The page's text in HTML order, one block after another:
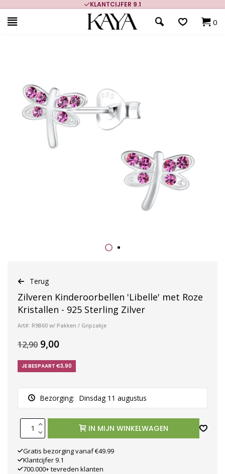
KLANTCIJFER 9.1
0
Terug
Zilveren Kinderoorbellen 'Libelle' met Roze
Kristallen - 925 Sterling Zilver
Art#: R9B60 w/ Pakken / Gripzakje
12,90 9,00
JE BESPAART €3,90
Bezorging: Dinsdag 11 augustus
IN MIJN WINKELWAGEN
Gratis bezorging vanaf €49.99
Klantcijfer 9.1
700.000+ tevreden klanten